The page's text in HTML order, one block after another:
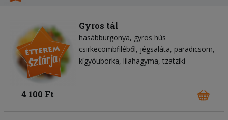
Gyros tál
hasábburgonya gyros hús
csirkecombfiléből jégsaláta paradicsom
kígyóuborka lilahagyma tzatziki
4 100 Ft